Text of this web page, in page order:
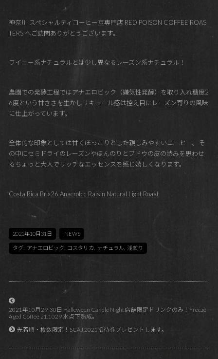
神奈川 スペシャルティコーヒー豆専門店 RED POISON COFFEE ROAS
TERS へご訪問ありがとうございます。
ワイニー系ナチュラルとは少し異なるレーズン系ナチュラル！
農園での発酵工程ではアナエロビック（嫌気性発酵）を取り入れ糖度2
6度という甘ささを生かしリキュール感は控え目にレーズン寄りの風味
に仕上がっています。
全体的な印象としては甘くほっこりとした親しみやすいコーヒー。そ
の中にセミドライのレーズンやほんのりとブドウの皮の渋みを思わせ
るちょっと大人でリッチなエッセンスを感じ嬉しくなります。
Costa Rica Brix26 Anaerobic Raisin Natural Light Roast
2021年10月31日 NEWS
タグ: アナエロビック コスタリカ ナチュラル, 浅煎り
2021年10月29-30日 Halloween Candle Night 店舗限定ドリンクのみ！Freeze
Aged Coffee 21.1029 氷点下熟成。
先着順・枚数限定！SCAJ 2021招待券プレゼントします。